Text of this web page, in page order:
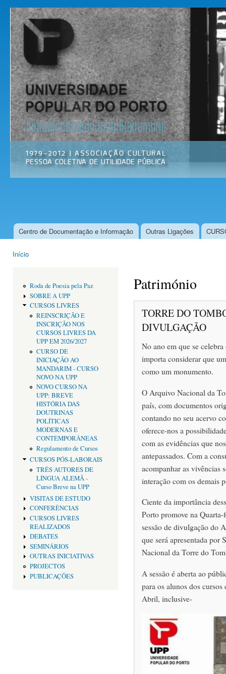
Universidade
Popular do
Porto
Associação
Cultural
Menu principal
Centro de Documentação e Informação Outras Ligações
Início
Roda de Poesia pela Paz
SOBRE A UPP
CURSOS LIVRES
REINSCRIÇÃO E
INSCRIÇÃO NOS
CURSOS LIVRES DA
UPP EM 2026/2027
CURSO DE
INICIAÇÃO AO
MANDARIM - CURSO
NOVO NA UPP
NOVO CURSO NA
UPP: BREVE
HISTÓRIA DAS
DOUTRINAS
POLÍTICAS
MODERNAS E
CONTEMPORÂNEAS
Regulamento de Cursos
CURSOS PÓS-LABORAIS
TRÊS AUTORES DE
LÍNGUA ALEMÃ -
Curso Breve na UPP
VISITAS DE ESTUDO
CONFERÊNCIAS
CURSOS LIVRES
REALIZADOS
DEBATES
SEMINÁRIOS
OUTRAS INICIATIVAS
PROJECTOS
PUBLICAÇÕES
Património
TORRE DO
DIVULGAÇÃO
No ano em que se
importa considerar que
como um monumento.
O Arquivo Nacional da
país, com documentos
contando no seu acervo
oferece-nos a
com as evidências que
antepassados. Com a
acompanhar as vivências
interação com os demais
Ciente da importância
Porto promove na
sessão de divulgação do
que será apresentada
Nacional da Torre do
A sessão é aberta ao
para os alunos dos
Abril, inclusive-